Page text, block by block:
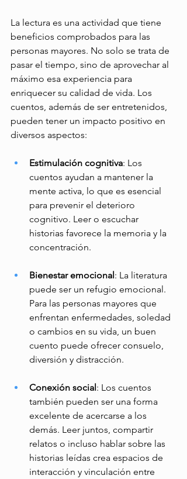
La lectura es una actividad que tiene
beneficios comprobados para las
personas mayores. No solo se trata de
pasar el tiempo, sino de aprovechar al
máximo esa experiencia para
enriquecer su calidad de vida. Los
cuentos, además de ser entretenidos,
pueden tener un impacto positivo en
diversos aspectos:
Estimulación cognitiva: Los
cuentos ayudan a mantener la
mente activa, lo que es esencial
para prevenir el deterioro
cognitivo. Leer o escuchar
historias favorece la memoria y la
concentración.
Bienestar emocional: La literatura
puede ser un refugio emocional.
Para las personas mayores que
enfrentan enfermedades, soledad
o cambios en su vida, un buen
cuento puede ofrecer consuelo,
diversión y distracción.
Conexión social: Los cuentos
también pueden ser una forma
excelente de acercarse a los
demás. Leer juntos, compartir
relatos o incluso hablar sobre las
historias leídas crea espacios de
interacción y vinculación entre